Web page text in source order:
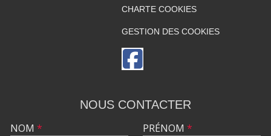
CHARTE COOKIES
GESTION DES COOKIES
NOUS CONTACTER
NOM * PRÉNOM *